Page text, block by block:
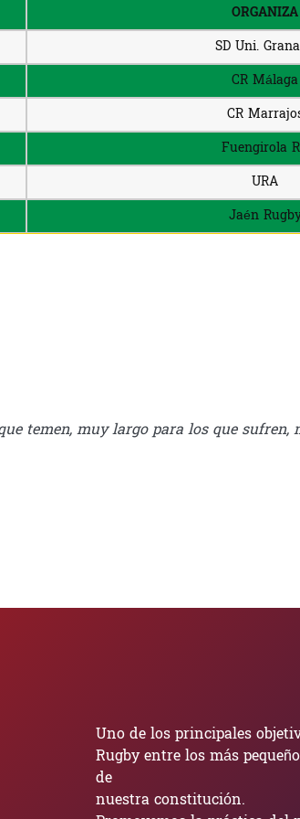
ORGANIZA
SD Uni.
CR Málaga
CR
Fuengirola
URA
Jaén
temen, muy largo para los que sufren,
Uno de los principales
Rugby entre los más
de
nuestra constitución.